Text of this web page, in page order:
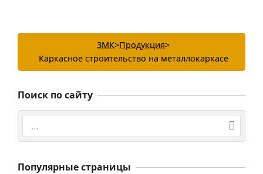
ЗМК>Продукция>
Каркасное строительство на металлокаркасе
Поиск по сайту
Поиск
Популярные страницы